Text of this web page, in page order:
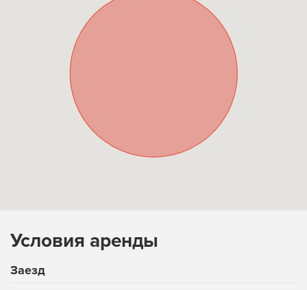
Условия аренды
Заезд